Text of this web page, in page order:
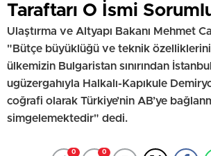
Taraftarı O İsmi
Ulaştırma ve Altyapı Bakanı Mehmet
"Bütçe büyüklüğü ve teknik özelliklerinin
ülkemizin Bulgaristan sınırından
ugüzergahıyla Halkalı-Kapıkule
coğrafi olarak Türkiye’nin AB’ye
simgelemektedir" dedi.
0 0